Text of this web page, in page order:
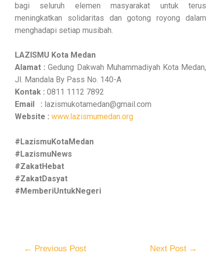
bagi seluruh elemen masyarakat untuk terus
meningkatkan solidaritas dan gotong royong dalam
menghadapi setiap musibah.
LAZISMU Kota Medan
Alamat : Gedung Dakwah Muhammadiyah Kota Medan,
Jl. Mandala By Pass No. 140-A
Kontak : 0811 1112 7892
Email : lazismukotamedan@gmail.com
Website : www.lazismumedan.org
#LazismuKotaMedan
#LazismuNews
#ZakatHebat
#ZakatDasyat
#MemberiUntukNegeri
← Previous Post Next Post →